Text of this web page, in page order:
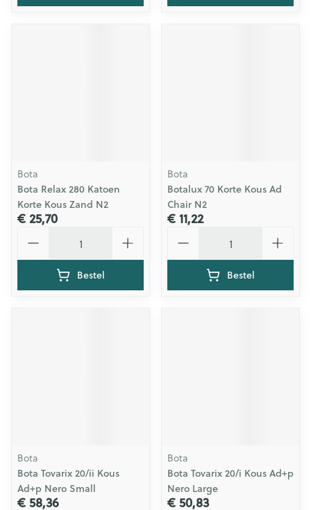
Bota
Bota Relax 280 Katoen
Korte Kous Zand N2
€ 25,70
Bestel
Bota
Botalux 70 Korte Kous Ad
Chair N2
€ 11,22
Bestel
Bota
Bota Tovarix 20/ii Kous
Ad+p Nero Small
€ 58,36
Bota
Bota Tovarix 20/i Kous Ad+p
Nero Large
€ 50,83